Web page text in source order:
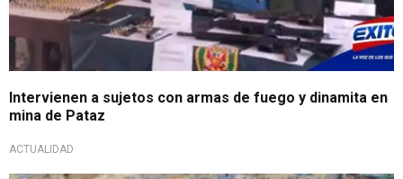
Intervienen a sujetos con armas de fuego y dinamita en
mina de Pataz
ACTUALIDAD